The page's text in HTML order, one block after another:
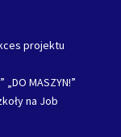
projektu
MASZYN!”
na Job